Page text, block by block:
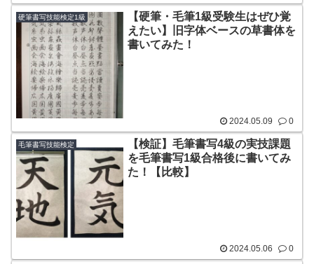
硬筆書写技能検定1級
【硬筆・毛筆1級受験生はぜひ覚
えたい】旧字体ベースの草書体を
書いてみた！
2024.05.09 0
毛筆書写技能検定
【検証】毛筆書写4級の実技課題
を毛筆書写1級合格後に書いてみ
た！【比較】
2024.05.06 0